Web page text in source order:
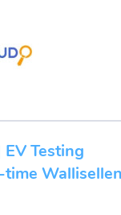
Testing
Wallisellen